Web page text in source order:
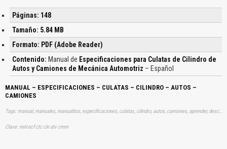
Páginas: 148
Tamaño: 5.84 MB
Formato: PDF (Adobe Reader)
Contenido: Manual de Especificaciones para Culatas de Cilindro de
Autos y Camiones de Mecánica Automotriz – Español
MANUAL – ESPECIFICACIONES – CULATAS – CILINDRO – AUTOS –
CAMIONES
Tags: manual, manuales, manualitos, especificaciones, culatas, cilindro, autos, camiones, aprender, descargas
Clave: mnl ecf ctc cln atv cmm